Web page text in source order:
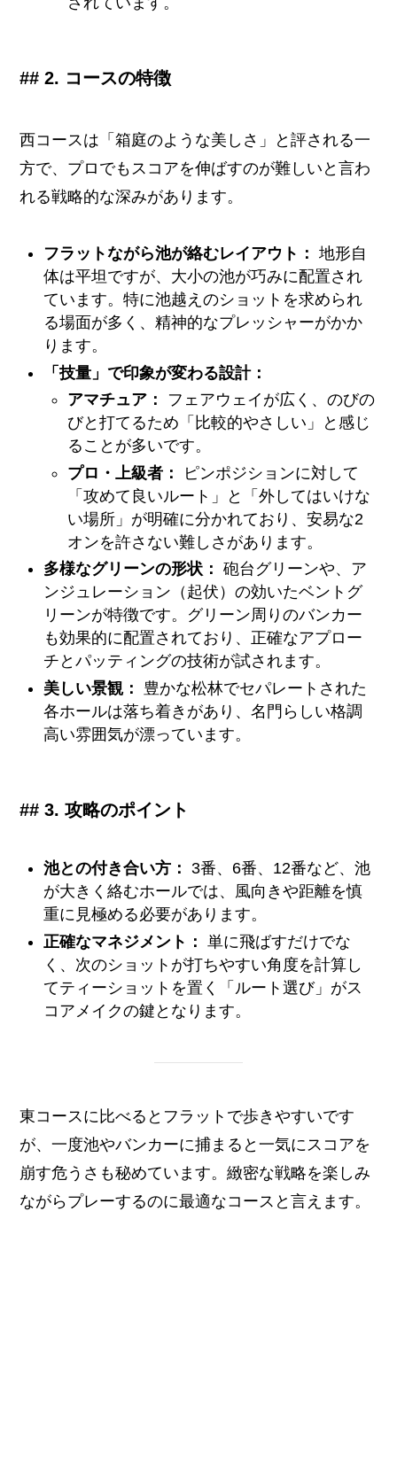
## 2. コースの特徴
西コースは「箱庭のような美しさ」と評される一
方で、プロでもスコアを伸ばすのが難しいと言わ
れる戦略的な深みがあります。
フラットながら池が絡むレイアウト： 地形自
体は平坦ですが、大小の池が巧みに配置され
ています。特に池越えのショットを求められ
る場面が多く、精神的なプレッシャーがかか
ります。
「技量」で印象が変わる設計：
アマチュア：
フェアウェイが広く、のびの
びと打てるため「比較的やさしい」と感じ
ることが多いです。
プロ・上級者：
ピンポジションに対して
「攻めて良いルート」と「外してはいけな
い場所」が明確に分かれており、安易な2
オンを許さない難しさがあります。
多様なグリーンの形状： 砲台グリーンや、ア
ンジュレーション（起伏）の効いたベントグ
リーンが特徴です。グリーン周りのバンカー
も効果的に配置されており、正確なアプロー
チとパッティングの技術が試されます。
美しい景観：
豊かな松林でセパレートされた
各ホールは落ち着きがあり、名門らしい格調
高い雰囲気が漂っています。
## 3. 攻略のポイント
池との付き合い方： 3番、6番、12番など、池
が大きく絡むホールでは、風向きや距離を慎
重に見極める必要があります。
正確なマネジメント： 単に飛ばすだけでな
く、次のショットが打ちやすい角度を計算し
てティーショットを置く「ルート選び」がス
コアメイクの鍵となります。
東コースに比べるとフラットで歩きやすいです
が、一度池やバンカーに捕まると一気にスコアを
崩す危うさも秘めています。緻密な戦略を楽しみ
ながらプレーするのに最適なコースと言えます。